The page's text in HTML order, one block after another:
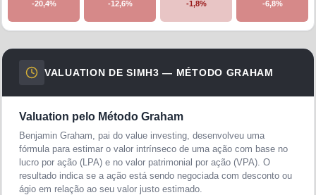
-20,4%
-12,6%
-1,8%
-6,8%
VALUATION DESIMH3 — MÉTODO GRAHAM
Valuation pelo Método Graham
Benjamin Graham, pai do value investing, desenvolveu uma
fórmula para estimar o valor intrínseco de uma ação com base no
lucro por ação (LPA) e no valor patrimonial por ação (VPA). O
resultado indica se a ação está sendo negociada com desconto ou
ágio em relação ao seu valor justo estimado.